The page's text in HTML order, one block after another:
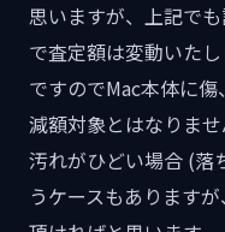
思いますが、上記で
で査定額は変動いたし
ですのでMac本体に
減額対象とはなりま
汚れがひどい場合 (落
うケースもあります